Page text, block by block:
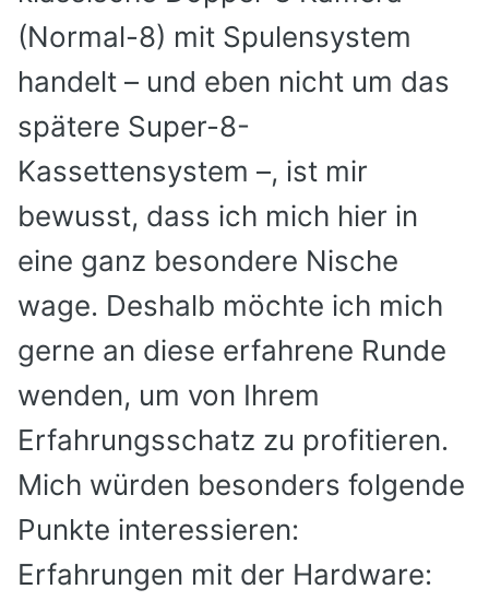
(Normal-8) mit Spulensystem
handelt – und eben nicht um das
spätere Super-8-
Kassettensystem –, ist mir
bewusst, dass ich mich hier in
eine ganz besondere Nische
wage. Deshalb möchte ich mich
gerne an diese erfahrene Runde
wenden, um von Ihrem
Erfahrungsschatz zu profitieren.
Mich würden besonders folgende
Punkte interessieren:
Erfahrungen mit der Hardware: